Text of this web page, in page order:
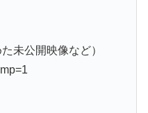
未公開映像など）